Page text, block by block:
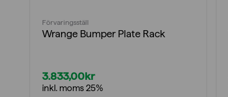
Förvaringsställ
Wrange Bumper Plate Rack
3.833,00kr
inkl. moms 25%